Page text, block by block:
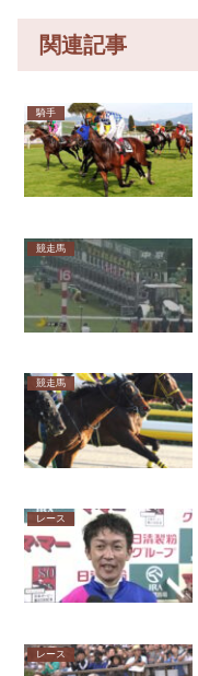
関連記事
騎手
競走馬
競走馬
レース
レース